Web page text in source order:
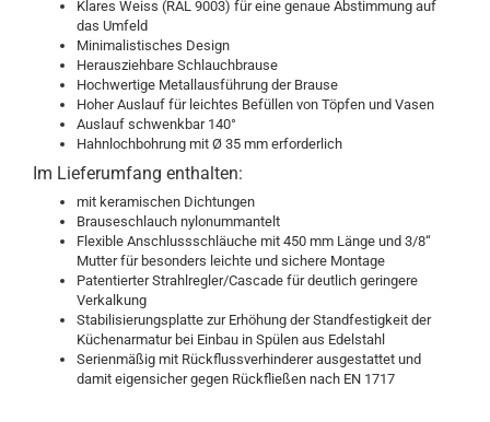
Klares Weiss (RAL 9003) für eine genaue Abstimmung auf
das Umfeld
Minimalistisches Design
Herausziehbare Schlauchbrause
Hochwertige Metallausführung der Brause
Hoher Auslauf für leichtes Befüllen von Töpfen und Vasen
Auslauf schwenkbar 140°
Hahnlochbohrung mit Ø 35 mm erforderlich
Im Lieferumfang enthalten:
mit keramischen Dichtungen
Brauseschlauch nylonummantelt
Flexible Anschlussschläuche mit 450 mm Länge und 3/8“
Mutter für besonders leichte und sichere Montage
Patentierter Strahlregler/Cascade für deutlich geringere
Verkalkung
Stabilisierungsplatte zur Erhöhung der Standfestigkeit der
Küchenarmatur bei Einbau in Spülen aus Edelstahl
Serienmäßig mit Rückflussverhinderer ausgestattet und
damit eigensicher gegen Rückfließen nach EN 1717